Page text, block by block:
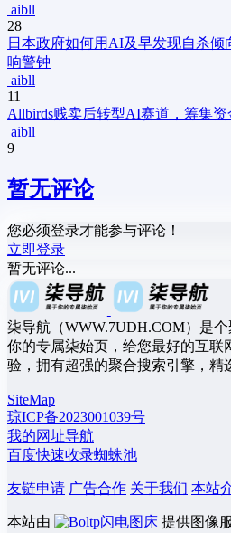
aibll
28
日本政府如何用AI及早发现自杀倾
响警钟
aibll
11
Allbirds贱卖后转型AI赛道，筹集
aibll
9
暂无评论
您必须登录才能参与评论！
立即登录
暂无评论...
柒导航（WWW.7UDH.COM）是
你的专属柒始页，给您最好的互联
验，拥有超强的聚合搜索引擎，精
SiteMap
琼ICP备2023001039号
我的网址导航
百度快速收录蜘蛛池
友链申请 广告合作 关于我们 本站
本站由 闪电图床 提供图像